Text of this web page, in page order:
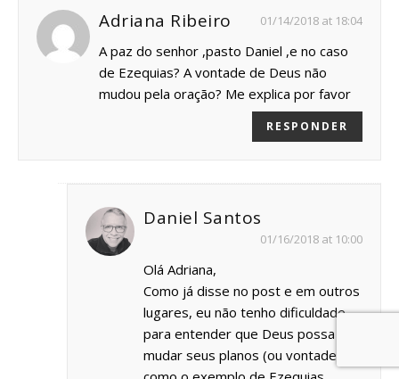
Adriana Ribeiro 01/14/2018 at 18:04
A paz do senhor ,pasto Daniel ,e no caso
de Ezequias? A vontade de Deus não
mudou pela oração? Me explica por favor
RESPONDER
Daniel Santos
01/16/2018 at 10:00
Olá Adriana,
Como já disse no post e em outros
lugares, eu não tenho dificuldade
para entender que Deus possa
mudar seus planos (ou vontade),